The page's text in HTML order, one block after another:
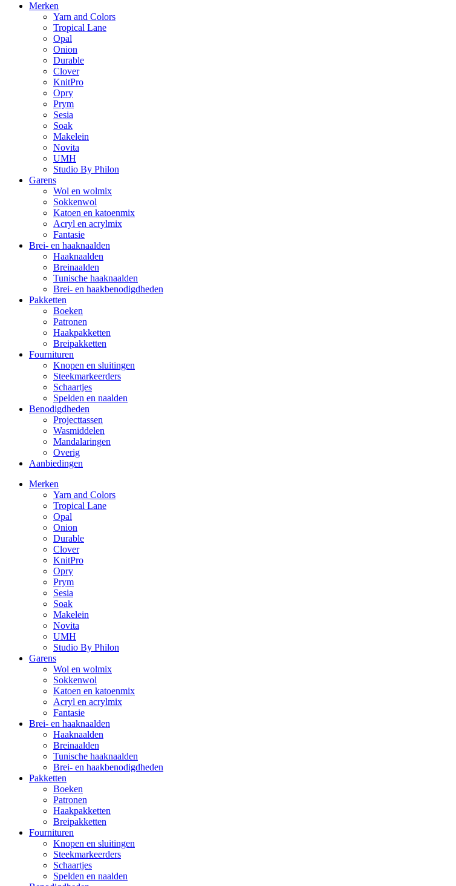
Merken
Yarn and Colors
Tropical Lane
Opal
Onion
Durable
Clover
KnitPro
Opry
Prym
Sesia
Soak
Makelein
Novita
UMH
Studio By Philon
Garens
Wol en wolmix
Sokkenwol
Katoen en katoenmix
Acryl en acrylmix
Fantasie
Brei- en haaknaalden
Haaknaalden
Breinaalden
Tunische haaknaalden
Brei- en haakbenodigdheden
Pakketten
Boeken
Patronen
Haakpakketten
Breipakketten
Fournituren
Knopen en sluitingen
Steekmarkeerders
Schaartjes
Spelden en naalden
Benodigdheden
Projecttassen
Wasmiddelen
Mandalaringen
Overig
Aanbiedingen
Merken
Yarn and Colors
Tropical Lane
Opal
Onion
Durable
Clover
KnitPro
Opry
Prym
Sesia
Soak
Makelein
Novita
UMH
Studio By Philon
Garens
Wol en wolmix
Sokkenwol
Katoen en katoenmix
Acryl en acrylmix
Fantasie
Brei- en haaknaalden
Haaknaalden
Breinaalden
Tunische haaknaalden
Brei- en haakbenodigdheden
Pakketten
Boeken
Patronen
Haakpakketten
Breipakketten
Fournituren
Knopen en sluitingen
Steekmarkeerders
Schaartjes
Spelden en naalden